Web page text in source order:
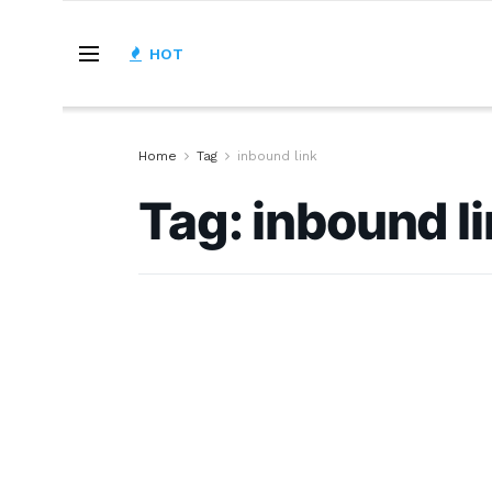
HOT
Home Tag inbound link
Tag:inbound